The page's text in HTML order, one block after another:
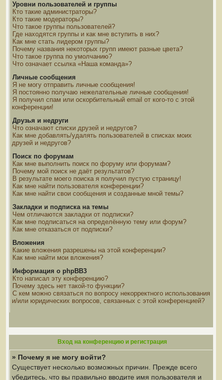
Уровни пользователей и группы
Кто такие администраторы?
Кто такие модераторы?
Что такое группы пользователей?
Где находятся группы и как мне вступить в них?
Как мне стать лидером группы?
Почему названия некоторых групп имеют разные цвета?
Что такое группа по умолчанию?
Что означает ссылка «Наша команда»?
Личные сообщения
Я не могу отправить личные сообщения!
Я постоянно получаю нежелательные личные сообщения!
Я получил спам или оскорбительный email от кого-то с этой
конференции!
Друзья и недруги
Что означают списки друзей и недругов?
Как мне добавлять/удалять пользователей в списках моих
друзей и недругов?
Поиск по форумам
Как мне выполнить поиск по форуму или форумам?
Почему мой поиск не даёт результатов?
В результате моего поиска я получил пустую страницу!
Как мне найти пользователя конференции?
Как мне найти свои сообщения и созданные мной темы?
Закладки и подписка на темы
Чем отличаются закладки от подписки?
Как мне подписаться на определённую тему или форум?
Как мне отказаться от подписки?
Вложения
Какие вложения разрешены на этой конференции?
Как мне найти мои вложения?
Информация о phpBB3
Кто написал эту конференцию?
Почему здесь нет такой-то функции?
С кем можно связаться по вопросу некорректного использования
и/или юридических вопросов, связанных с этой конференцией?
Вход на конференцию и регистрация
» Почему я не могу войти?
Существует несколько возможных причин. Прежде всего
убедитесь, что вы правильно вводите имя пользователя и